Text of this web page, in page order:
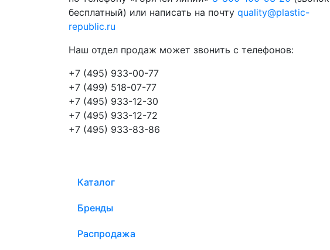
бесплатный) или написать на почту quality@plastic-
republic.ru
Наш отдел продаж может звонить с телефонов:
+7 (495) 933-00-77
+7 (499) 518-07-77
+7 (495) 933-12-30
+7 (495) 933-12-72
+7 (495) 933-83-86
Каталог
Бренды
Распродажа